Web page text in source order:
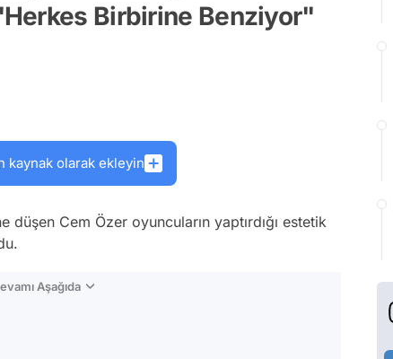
Birbirine Benziyor"
kaynak olarak ekleyin
düşen Cem Özer oyuncuların yaptırdığı estetik
Aşağıda